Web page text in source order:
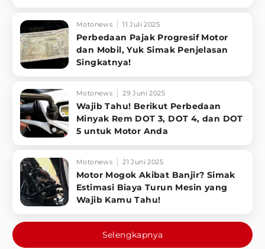
Motonews 11 Juli 2025
Perbedaan Pajak Progresif Motor
dan Mobil, Yuk Simak Penjelasan
Singkatnya!
Motonews 29 Juni 2025
Wajib Tahu! Berikut Perbedaan
Minyak Rem DOT 3, DOT 4, dan DOT
5 untuk Motor Anda
Motonews 21 Juni 2025
Motor Mogok Akibat Banjir? Simak
Estimasi Biaya Turun Mesin yang
Wajib Kamu Tahu!
Selengkapnya